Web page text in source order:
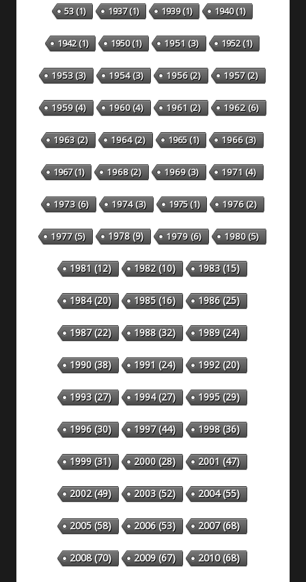
53(1) 1937(1) 1939(1) 1940(1)
1942(1) 1950(1) 1951 (3) 1952(1)
1953(3) 1954(3) 1956(2) 1957(2)
1959(4) 1960(4) 1961 (2) 1962(6)
1963(2) 1964(2) 1965(1) 1966(3)
1967(1) 1968(2) 1969(3) 1971 (4)
1973(6) 1974(3) 1975(1) 1976(2)
1977(5) 1978(9) 1979(6) 1980(5)
1981 (12) 1982(10) 1983(15)
1984(20) 1985(16) 1986(25)
1987(22) 1988(32) 1989(24)
1990(38) 1991 (24) 1992(20)
1993(27) 1994(27) 1995(29)
1996(30) 1997(44) 1998(36)
1999(31) 2000(28) 2001 (47)
2002(49) 2003(52) 2004(55)
2005(58) 2006(53) 2007(68)
2008(70) 2009(67) 2010(68)